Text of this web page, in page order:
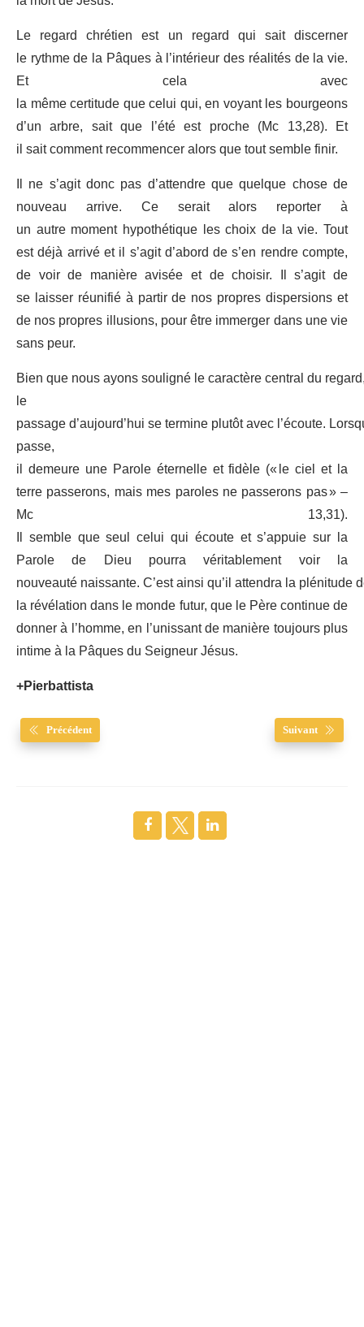
Le regard chrétien est un regard qui sait discerner
le rythme de la Pâques à l’intérieur des réalités de la vie.
Et cela avec
la même certitude que celui qui, en voyant les bourgeons
d’un arbre, sait que l’été est proche (Mc 13,28). Et
il sait comment recommencer alors que tout semble finir.
Il ne s’agit donc pas d’attendre que quelque chose de
nouveau arrive. Ce serait alors reporter à
un autre moment hypothétique les choix de la vie. Tout
est déjà arrivé et il s’agit d’abord de s’en rendre compte,
de voir de manière avisée et de choisir. Il s’agit de
se laisser réunifié à partir de nos propres dispersions et
de nos propres illusions, pour être immerger dans une vie
sans peur.
Bien que nous ayons souligné le caractère central du
le
passage d’aujourd’hui se termine plutôt avec l’écoute.
passe,
il demeure une Parole éternelle et fidèle (« le ciel et la
terre passerons, mais mes paroles ne passerons pas » –
Mc 13,31).
Il semble que seul celui qui écoute et s’appuie sur la
Parole de Dieu pourra véritablement voir la
nouveauté naissante. C’est ainsi qu’il attendra la plénitude
la révélation dans le monde futur, que le Père continue de
donner à l’homme, en l’unissant de manière toujours plus
intime à la Pâques du Seigneur Jésus.
+Pierbattista
Précédent Suivant